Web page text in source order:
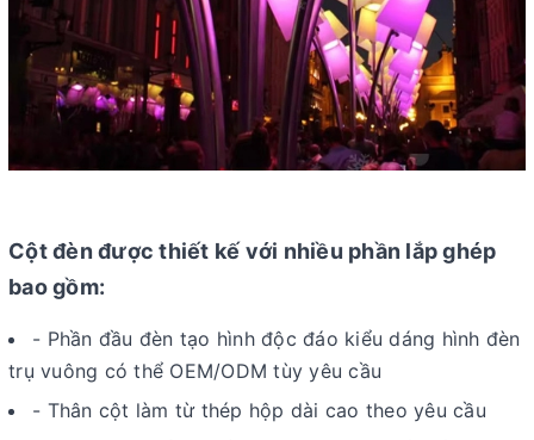
Cột đèn được thiết kế với nhiều phần lắp ghép
bao gồm:
- Phần đầu đèn tạo hình độc đáo kiểu dáng hình đèn
trụ vuông có thể OEM/ODM tùy yêu cầu
- Thân cột làm từ thép hộp dài cao theo yêu cầu